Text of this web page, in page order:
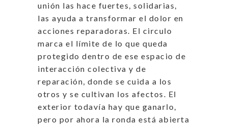
unión las hace fuertes, solidarias,
las ayuda a transformar el dolor en
acciones reparadoras. El circulo
marca el límite de lo que queda
protegido dentro de ese espacio de
interacción colectiva y de
reparación, donde se cuida a los
otros y se cultivan los afectos. El
exterior todavía hay que ganarlo,
pero por ahora la ronda está abierta